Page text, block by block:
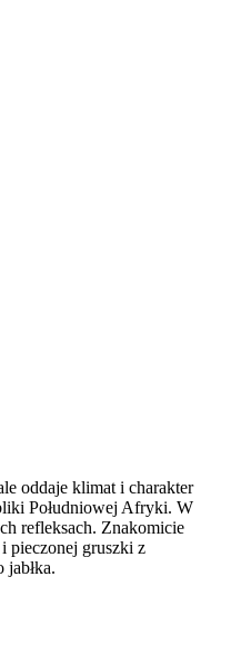
oddaje klimat i charakter
Południowej Afryki. W
refleksach. Znakomicie
i pieczonej gruszki z
jabłka.